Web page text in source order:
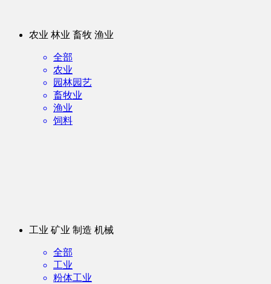
农业 林业 畜牧 渔业
全部
农业
园林园艺
畜牧业
渔业
饲料
工业 矿业 制造 机械
全部
工业
粉体工业